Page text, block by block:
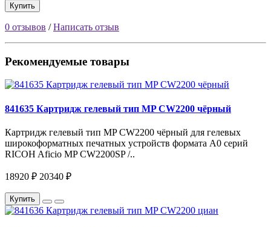
Купить
0 отзывов /Написать отзыв
Рекомендуемые товары
841635 Картридж гелевый тип MP CW2200 чёрный
Картридж гелевый тип MP CW2200 чёрный для гелевых
широкоформатных печатных устройств формата A0 серий
RICOH Aficio MP CW2200SP /..
18920 ₽ 20340 ₽
Купить